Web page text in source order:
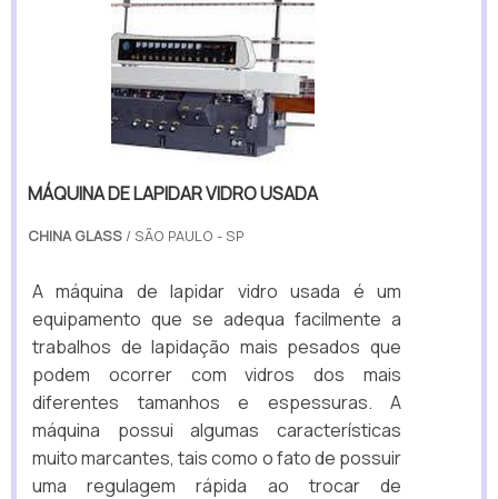
MÁQUINA DE LAPIDAR VIDRO USADA
CHINA GLASS / SÃO PAULO - SP
A máquina de lapidar vidro usada é um
equipamento que se adequa facilmente a
trabalhos de lapidação mais pesados que
podem ocorrer com vidros dos mais
diferentes tamanhos e espessuras. A
máquina possui algumas características
muito marcantes, tais como o fato de possuir
uma regulagem rápida ao trocar de